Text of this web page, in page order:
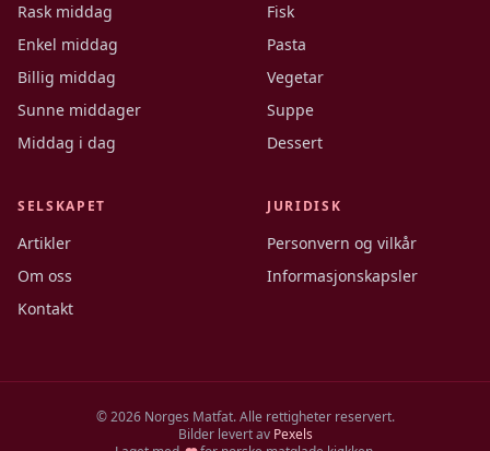
Rask middag
Enkel middag
Billig middag
Sunne middager
Middag i dag
Fisk
Pasta
Vegetar
Suppe
Dessert
SELSKAPET
Artikler
Om oss
Kontakt
JURIDISK
Personvern og vilkår
Informasjonskapsler
©2026Norges Matfat. Alle rettigheter reservert.
Bilder levert av Pexels